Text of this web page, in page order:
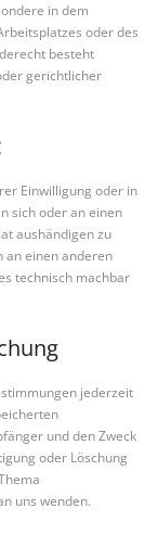
in dem
oder des
besteht
gerichtlicher
Einwilligung oder in
sich oder an einen
aushändigen zu
an einen anderen
technisch machbar
jederzeit
und den Zweck
oder Löschung
uns wenden.